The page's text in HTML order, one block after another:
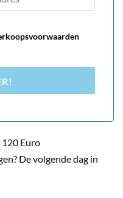
Euro
De volgende dag in